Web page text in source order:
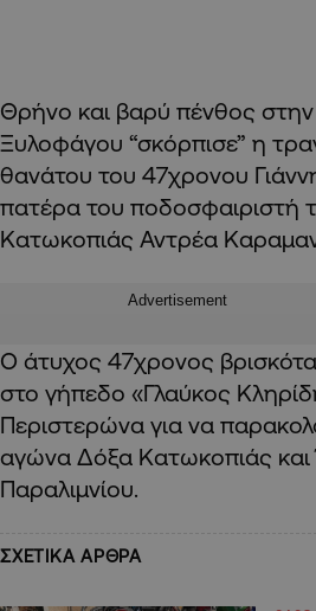
Θρήνο και βαρύ πένθος στην
Ξυλοφάγου “σκόρπισε” η
θανάτου του 47χρονου
πατέρα του ποδοσφαιριστή
Κατωκοπιάς Αντρέα
Advertisement
Ο άτυχος 47χρονος
στο γήπεδο «Γλαύκος
Περιστερώνα για να
αγώνα Δόξα Κατωκοπιάς
Παραλιμνίου.
ΣΧΕΤΙΚΑ ΑΡΘΡΑ